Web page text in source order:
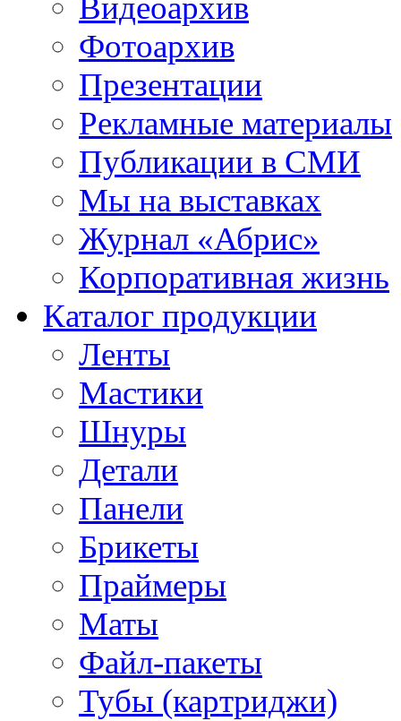
Фотоархив
Презентации
Рекламные материалы
Публикации в СМИ
Мы на выставках
Журнал «Абрис»
Корпоративная жизнь
Каталог продукции
Ленты
Мастики
Шнуры
Детали
Панели
Брикеты
Праймеры
Маты
Файл-пакеты
Тубы (картриджи)